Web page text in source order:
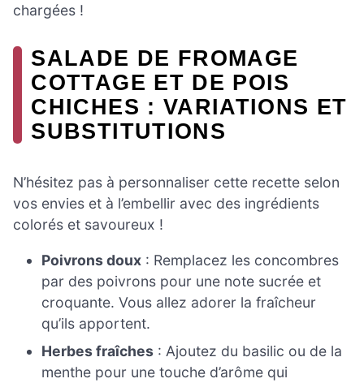
chargées !
SALADE DE FROMAGE
COTTAGE ET DE POIS
CHICHES : VARIATIONS ET
SUBSTITUTIONS
N’hésitez pas à personnaliser cette recette selon
vos envies et à l’embellir avec des ingrédients
colorés et savoureux !
Poivrons doux : Remplacez les concombres
par des poivrons pour une note sucrée et
croquante. Vous allez adorer la fraîcheur
qu’ils apportent.
Herbes fraîches : Ajoutez du basilic ou de la
menthe pour une touche d’arôme qui